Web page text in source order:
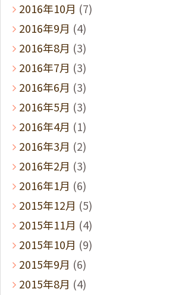
2016年10月 (7)
2016年9月 (4)
2016年8月 (3)
2016年7月 (3)
2016年6月 (3)
2016年5月 (3)
2016年4月 (1)
2016年3月 (2)
2016年2月 (3)
2016年1月 (6)
2015年12月 (5)
2015年11月 (4)
2015年10月 (9)
2015年9月 (6)
2015年8月 (4)